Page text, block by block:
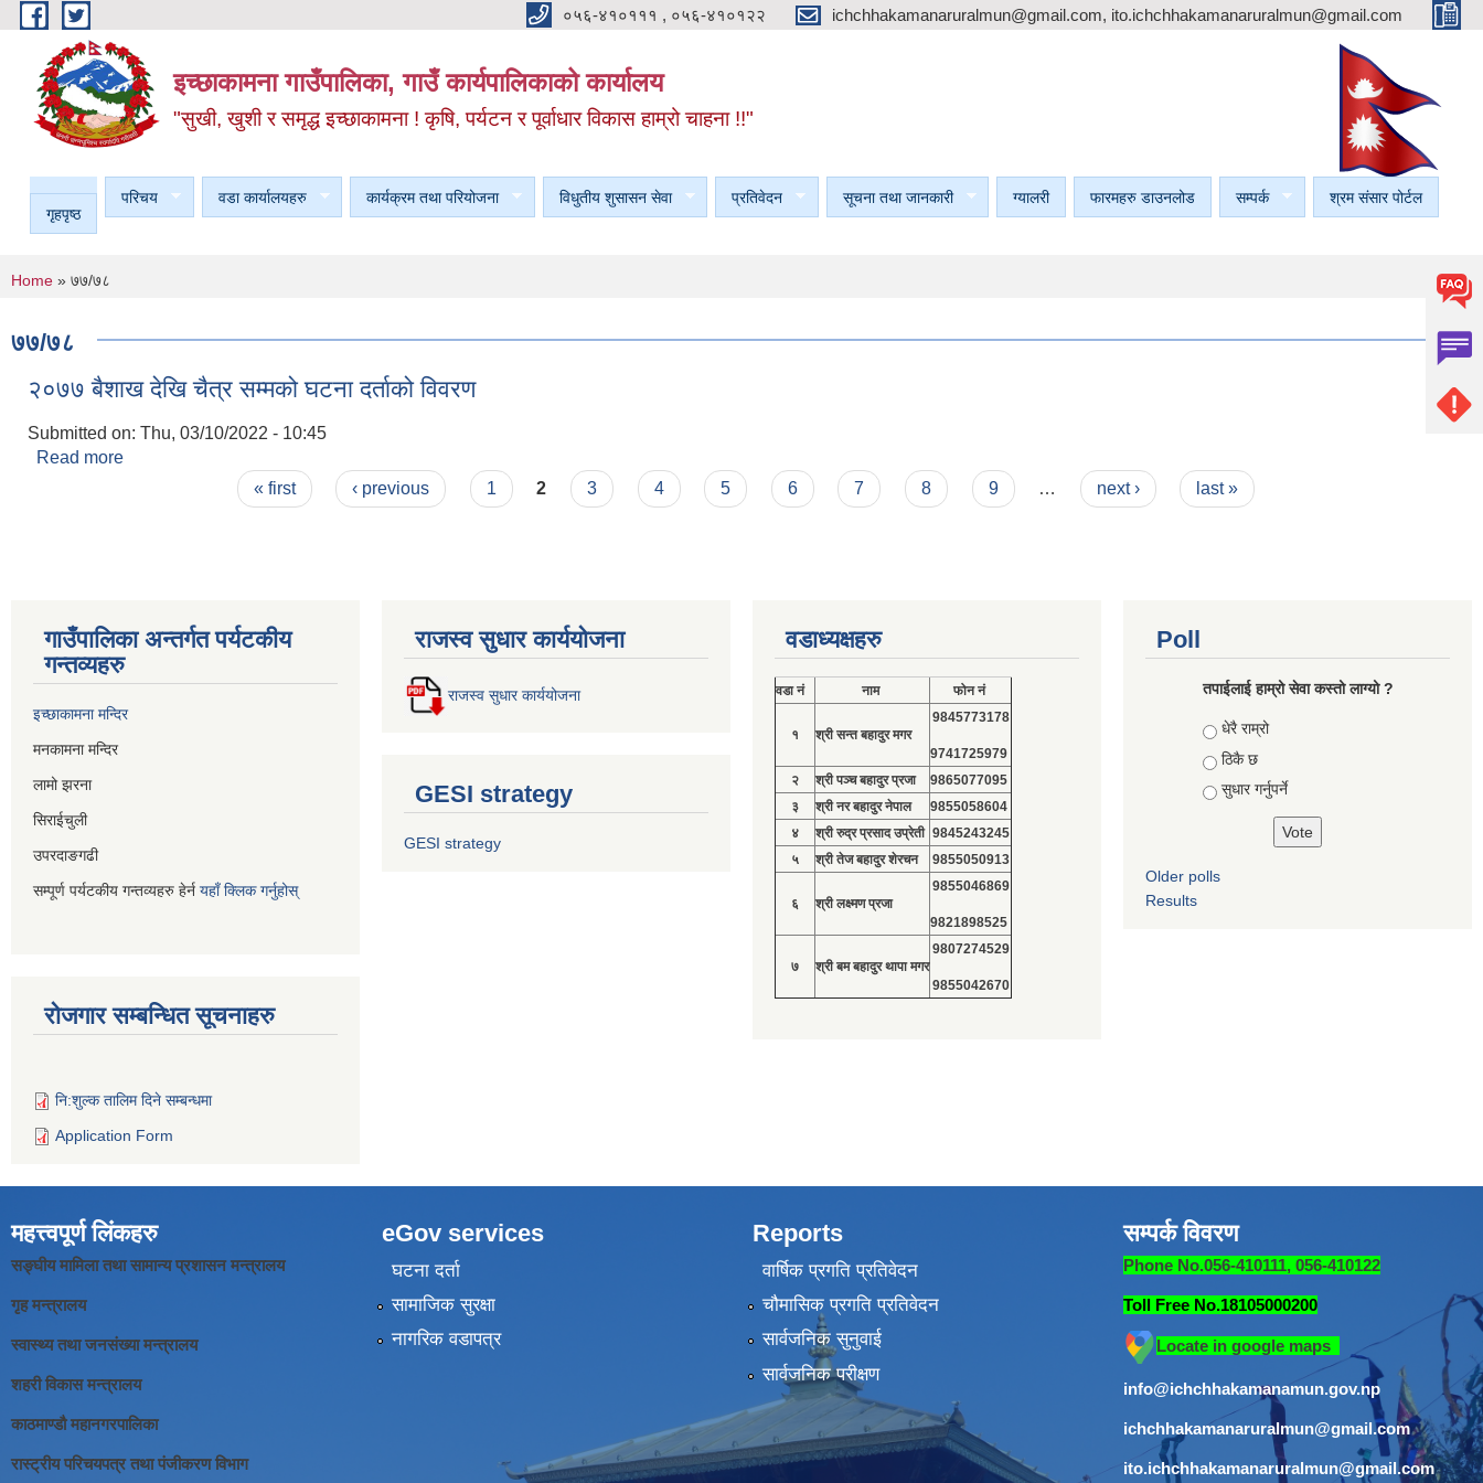
Skip to main content ०५६-४१०१११ , ०५६-४१०१२२ ichchhakamanaruralmun@gmail.com, ito.ichchhakamanaruralmun@gmail.com
इच्छाकामना गाउँपालिका, गाउँ कार्यपालिकाको कार्यालय
"सुखी, खुशी र समृद्ध इच्छाकामना ! कृषि, पर्यटन र पूर्वाधार विकास हाम्रो चाहना !!"
गृहपृष्ठ
परिचय वडा कार्यालयहरु कार्यक्रम तथा परियोजना विधुतीय शुसासन सेवा प्रतिवेदन सूचना तथा जानकारी ग्यालरी फारमहरु डाउनलोड सम्पर्क श्रम संसार पोर्टल
You are here
Home » ७७/७८
७७/७८
२०७७ बैशाख देखि चैत्र सम्मको घटना दर्ताको विवरण
Submitted on: Thu, 03/10/2022 - 10:45
Read more
« first ‹ previous 1 2 3 4 5 6 7 8 9 … next › last »
गाउँपालिका अन्तर्गत पर्यटकीय
गन्तव्यहरु
इच्छाकामना मन्दिर
मनकामना मन्दिर
लामो झरना
सिराईचुली
उपरदाङगढी
सम्पूर्ण पर्यटकीय गन्तव्यहरु हेर्न यहाँ क्लिक गर्नुहोस्
रोजगार सम्बन्धित सूचनाहरु
नि:शुल्क तालिम दिने सम्बन्धमा
Application Form
राजस्व सुधार कार्ययोजना
राजस्व सुधार कार्ययोजना
GESI strategy
GESI strategy
वडाध्यक्षहरु
वडा नं नाम फोन नं
१ श्री सन्त बहादुर मगर
9845773178
9741725979
२
श्री पञ्च बहादुर प्रजा
9865077095
३
श्री नर बहादुर नेपाल
9855058604
४
श्री रुद्र प्रसाद उप्रेती 9845243245
५
श्री तेज बहादुर शेरचन 9855050913
६ श्री लक्ष्मण प्रजा
9855046869
9821898525
७ श्री बम बहादुर थापा मगर
9807274529
9855042670
Poll
तपाईलाई हाम्रो सेवा कस्तो लाग्यो ?
Choices
धेरै राम्रो
ठिकै छ
सुधार गर्नुपर्ने
Older polls
Results
महत्त्वपूर्ण लिंकहरु
सङ्घीय मामिला तथा सामान्य प्रशासन मन्त्रालय
गृह मन्त्रालय
स्वास्थ्य तथा जनसंख्या मन्त्रालय
शहरी विकास मन्त्रालय
काठमाण्डौ महानगरपालिका
रास्ट्रीय परिचयपत्र तथा पंजीकरण विभाग
eGov services
घटना दर्ता
सामाजिक सुरक्षा
नागरिक वडापत्र
Reports
वार्षिक प्रगति प्रतिवेदन
चौमासिक प्रगति प्रतिवेदन
सार्वजनिक सुनुवाई
सार्वजनिक परीक्षण
सम्पर्क विवरण
Phone No.056-410111, 056-410122
Toll Free No.18105000200
Locate in google maps
info@ichchhakamanamun.gov.np
ichchhakamanaruralmun@gmail.com
ito.ichchhakamanaruralmun@gmail.com​